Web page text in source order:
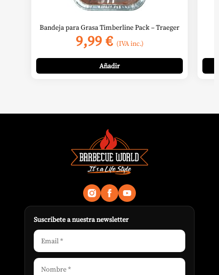
Bandeja para Grasa Timberline Pack – Traeger
9,99€ (IVA inc.)
Añadir
Suscribete a nuestra newsletter